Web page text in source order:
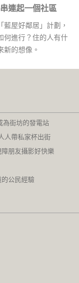
連起一個社區
屋好鄰居」計劃，
何進行？住的人有什
的想像。
為街坊的發電站
人帶私家杯出街
障朋友攝影好快樂
公民經驗